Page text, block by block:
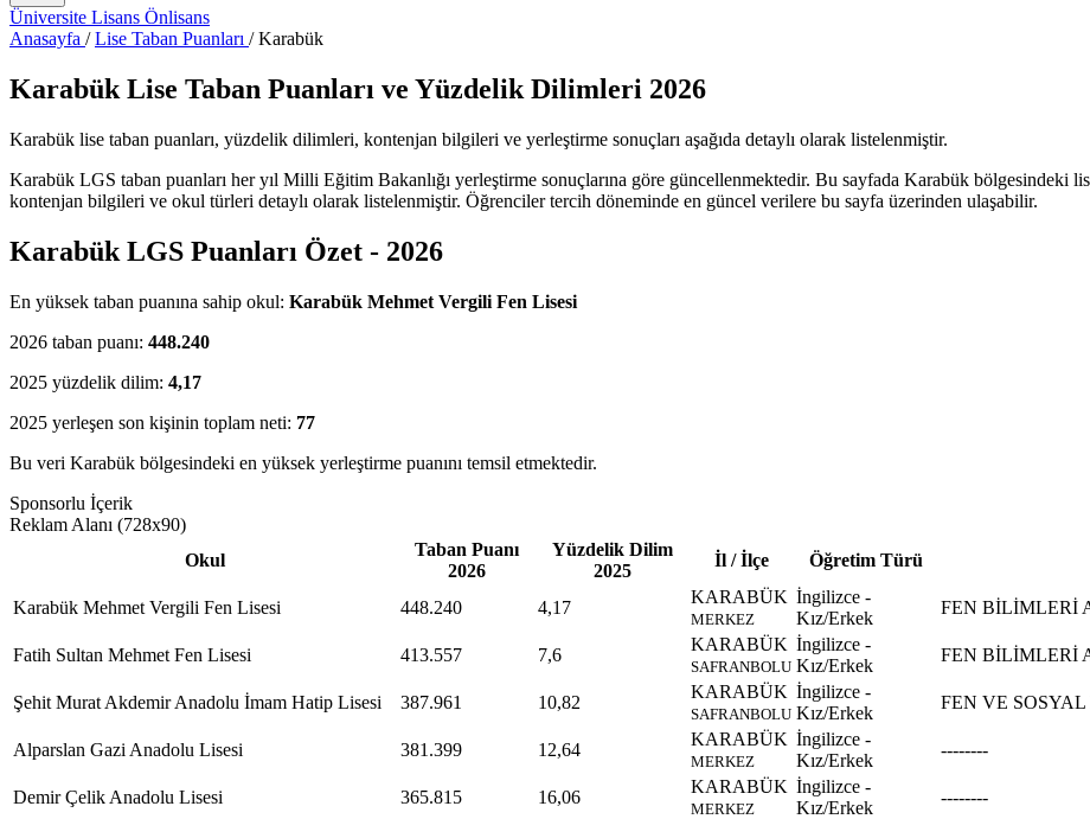
Üniversite Lisans Önlisans
Anasayfa /Lise Taban Puanları /Karabük
Karabük Lise Taban Puanları ve Yüzdelik Dilimleri 2026
Karabük lise taban puanları, yüzdelik dilimleri, kontenjan bilgileri ve yerleştirme sonuçları aşağıda detaylı olarak listelenmiştir.
Karabük LGS taban puanları her yıl Milli Eğitim Bakanlığı yerleştirme sonuçlarına göre güncellenmektedir. Bu sayfada Karabük bölgesindeki
kontenjan bilgileri ve okul türleri detaylı olarak listelenmiştir. Öğrenciler tercih döneminde en güncel verilere bu sayfa üzerinden ulaşabilir.
Karabük LGS Puanları Özet - 2026
En yüksek taban puanına sahip okul: Karabük Mehmet Vergili Fen Lisesi
2026 taban puanı: 448.240
2025 yüzdelik dilim: 4,17
2025 yerleşen son kişinin toplam neti: 77
Bu veri Karabük bölgesindeki en yüksek yerleştirme puanını temsil etmektedir.
Sponsorlu İçerik
Reklam Alanı (728x90)
Okul
Taban Puanı
2026
Yüzdelik Dilim
2025
İl / İlçe Öğretim Türü
Karabük Mehmet Vergili Fen Lisesi 448.240 4,17
KARABÜK
MERKEZ
İngilizce -
Kız/Erkek
FEN BİLİMLERİ
Fatih Sultan Mehmet Fen Lisesi
413.557 7,6
KARABÜK
SAFRANBOLU
İngilizce -
Kız/Erkek
FEN BİLİMLERİ
Şehit Murat Akdemir Anadolu İmam Hatip Lisesi
387.961 10,82
KARABÜK
SAFRANBOLU
İngilizce -
Kız/Erkek
FEN VE
Alparslan Gazi Anadolu Lisesi 381.399 12,64
KARABÜK
MERKEZ
İngilizce -
Kız/Erkek
--------
Demir Çelik Anadolu Lisesi
365.815 16,06
KARABÜK
MERKEZ
İngilizce -
Kız/Erkek
--------